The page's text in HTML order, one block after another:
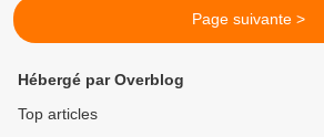
Page suivante >
Hébergé par Overblog
Top articles